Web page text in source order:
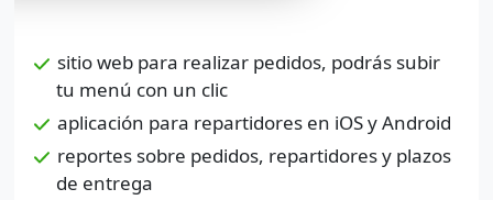
sitio web para realizar pedidos, podrás subir
tu menú con un clic
aplicación para repartidores en iOS y Android
reportes sobre pedidos, repartidores y plazos
de entrega